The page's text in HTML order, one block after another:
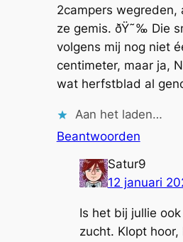
2campers wegreden,
ze gemis. ðŸ˜‰ Die
volgens mij nog niet
centimeter, maar ja,
wat herfstblad al
Aan het laden…
Beantwoorden
Satur9
12 januari
Is het bij jullie
zucht. Klopt hoor,